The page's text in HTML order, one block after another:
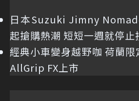
日本Suzuki Jimny
起搶購熱潮 短短一週就停止
經典小車變身越野咖 荷蘭
AllGrip FX上市